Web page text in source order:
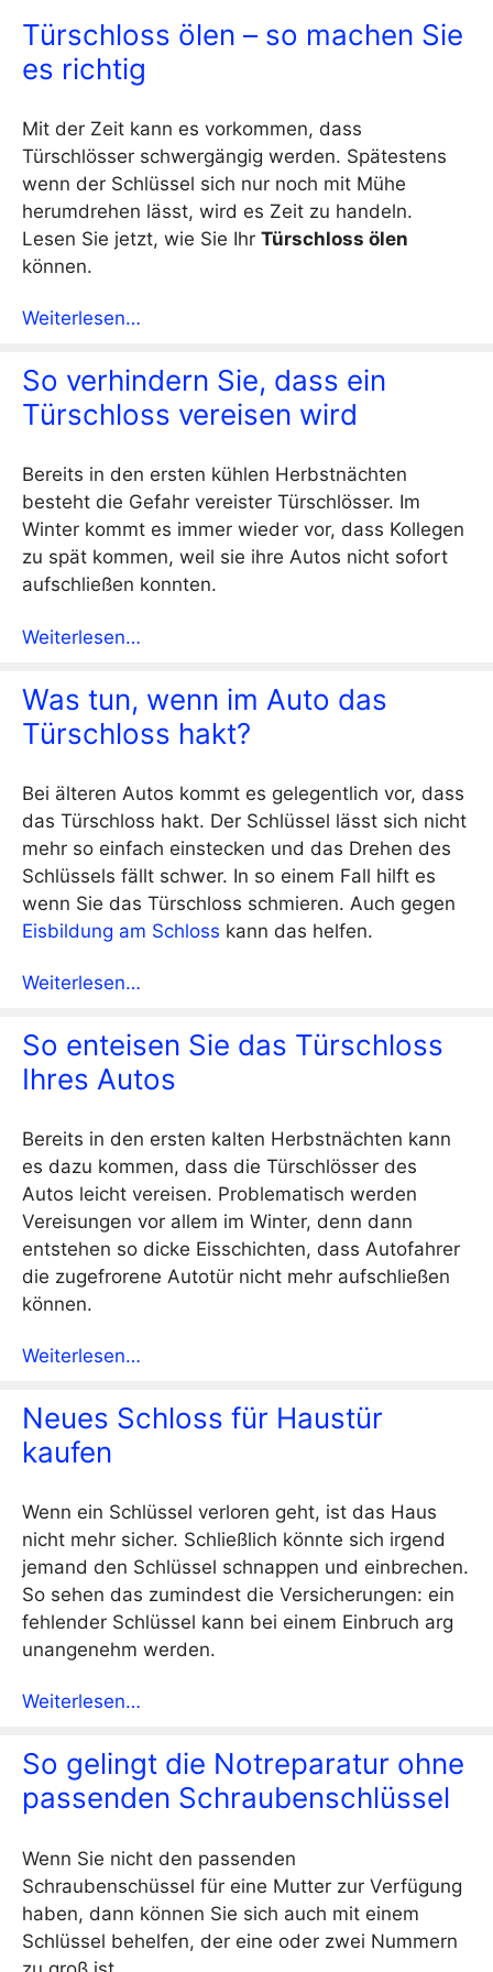
Türschloss ölen – so machen Sie
es richtig
Mit der Zeit kann es vorkommen, dass
Türschlösser schwergängig werden. Spätestens
wenn der Schlüssel sich nur noch mit Mühe
herumdrehen lässt, wird es Zeit zu handeln.
Lesen Sie jetzt, wie Sie Ihr Türschloss ölen
können.
Weiterlesen…
So verhindern Sie, dass ein
Türschloss vereisen wird
Bereits in den ersten kühlen Herbstnächten
besteht die Gefahr vereister Türschlösser. Im
Winter kommt es immer wieder vor, dass Kollegen
zu spät kommen, weil sie ihre Autos nicht sofort
aufschließen konnten.
Weiterlesen…
Was tun, wenn im Auto das
Türschloss hakt?
Bei älteren Autos kommt es gelegentlich vor, dass
das Türschloss hakt. Der Schlüssel lässt sich nicht
mehr so einfach einstecken und das Drehen des
Schlüssels fällt schwer. In so einem Fall hilft es
wenn Sie das Türschloss schmieren. Auch gegen
Eisbildung am Schloss kann das helfen.
Weiterlesen…
So enteisen Sie das Türschloss
Ihres Autos
Bereits in den ersten kalten Herbstnächten kann
es dazu kommen, dass die Türschlösser des
Autos leicht vereisen. Problematisch werden
Vereisungen vor allem im Winter, denn dann
entstehen so dicke Eisschichten, dass Autofahrer
die zugefrorene Autotür nicht mehr aufschließen
können.
Weiterlesen…
Neues Schloss für Haustür
kaufen
Wenn ein Schlüssel verloren geht, ist das Haus
nicht mehr sicher. Schließlich könnte sich irgend
jemand den Schlüssel schnappen und einbrechen.
So sehen das zumindest die Versicherungen: ein
fehlender Schlüssel kann bei einem Einbruch arg
unangenehm werden.
Weiterlesen…
So gelingt die Notreparatur ohne
passenden Schraubenschlüssel
Wenn Sie nicht den passenden
Schraubenschüssel für eine Mutter zur Verfügung
haben, dann können Sie sich auch mit einem
Schlüssel behelfen, der eine oder zwei Nummern